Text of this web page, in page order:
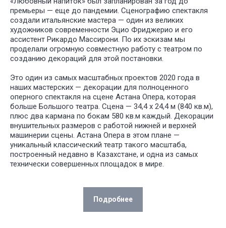
премьеры — еще до пандемии. Сценографию спектакля
создали итальянские мастера — один из великих
художников современности Эцио Фриджерио и его
ассистент Рикардо Массирони. По их эскизам мы
проделали огромную совместную работу с театром по
созданию декораций для этой постановки.
Это один из самых масштабных проектов 2020 года в
наших мастерских — декорации для полноценного
оперного спектакля на сцене Астана Опера, которая
больше Большого театра. Сцена — 34,4 х 24,4 м (840 кв.м),
плюс два кармана по бокам 580 кв.м каждый. Декорации
внушительных размеров с работой нижней и верхней
машинерии сцены. Астана Опера в этом плане —
уникальный классический театр такого масштаба,
построенный недавно в Казахстане, и одна из самых
технически совершенных площадок в мире.
Подробнее